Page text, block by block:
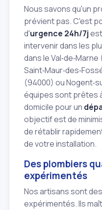
Nous savons qu'un
prévient pas. C'est
d'urgence 24h/7j
intervenir dans les
dans le
(94000) ou
équipes sont prêtes
domicile pour un
objectif est de
de rétablir
de votre installation.
Des plombiers
expérimentés
Nos artisans sont des
expérimentés. Ils